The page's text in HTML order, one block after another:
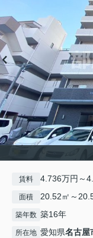
賃料 4.736万円～
面積 20.52㎡～
築年数 築16年
所在地 愛知県名古屋